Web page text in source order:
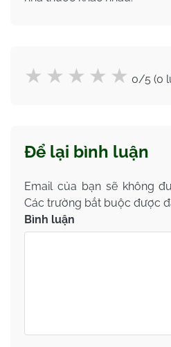
0/5 (0
Để lại bình luận
Email của bạn sẽ không
Các trường bắt buộc được
Bình luận